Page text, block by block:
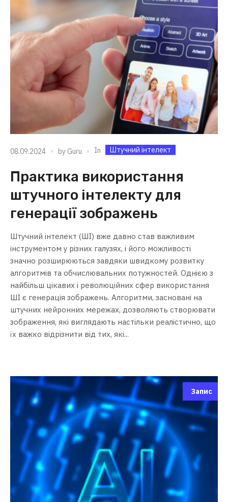
08.09.2024 by Guru In Штучний інтелект
Практика використання
штучного інтелекту для
генерації зображень
Штучний інтелект (ШІ) вже давно став важливим
інструментом у різних галузях, і його можливості
значно розширюються завдяки швидкому розвитку
алгоритмів та обчислювальних потужностей. Однією з
найбільш цікавих і революційних сфер використання
ШІ є генерація зображень. Алгоритми, засновані на
штучних нейронних мережах, дозволяють створювати
зображення, які виглядають настільки реалістично, що
їх важко відрізнити від тих, які...
Запис